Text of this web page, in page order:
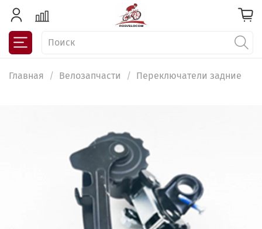
Главная Велозапчасти Переключатели задние